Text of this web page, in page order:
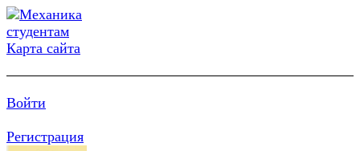
Карта сайта
Войти
Регистрация